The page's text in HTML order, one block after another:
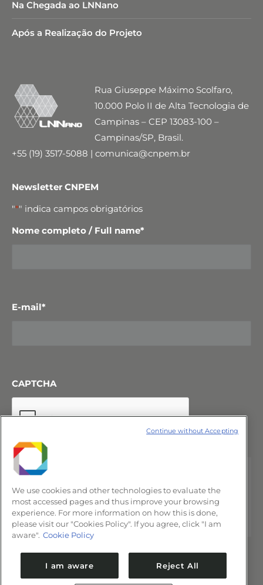
Na Chegada ao LNNano
Após a Realização do Projeto
Rua Giuseppe Máximo Scolfaro,
10.000 Polo II de Alta Tecnologia de
Campinas – CEP 13083-100 –
Campinas/SP, Brasil.
+55 (19) 3517-5088 | comunica@cnpem.br
Newsletter CNPEM
"*" indica campos obrigatórios
Nome completo / Full name*
E-mail*
CAPTCHA
We use cookies and other technologies to evaluate the
most accessed pages and thus improve your browsing
experience. For more information on how this is done,
please visit our "Cookies Policy". If you agree, click "I am
aware". Cookie Policy
I am aware Reject All
Continue without Accepting